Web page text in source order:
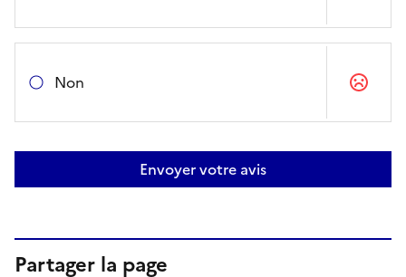
Non
Envoyer votre avis
Partager la page